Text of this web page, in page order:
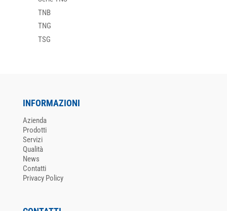
TNB
TNG
TSG
INFORMAZIONI
Azienda
Prodotti
Servizi
Qualità
News
Contatti
Privacy Policy